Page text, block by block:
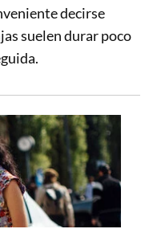
decirse
suelen durar poco